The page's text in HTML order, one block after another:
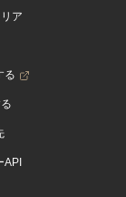
ア
る
API